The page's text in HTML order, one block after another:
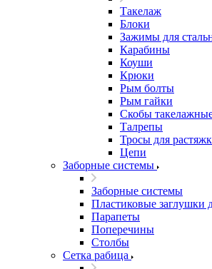
Такелаж
Блоки
Зажимы для
Карабины
Коуши
Крюки
Рым болты
Рым гайки
Скобы
Талрепы
Тросы для
Цепи
Заборные системы
Заборные системы
Пластиковые заглушки
Парапеты
Поперечины
Столбы
Сетка рабица